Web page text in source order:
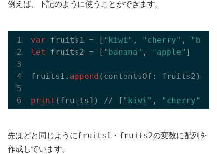
例えば、下記のように使うことができます。
var fruits1 = [ "kiwi" , "cherry" ,
let
fruits2 = [ "banana" , "apple" ]
fruits1. append (contentsOf: fruits2)
print (fruits1) // [ "kiwi" , "cherry"
先ほどと同じようにfruits1 ・ fruits2の変数に配列を
作成しています。